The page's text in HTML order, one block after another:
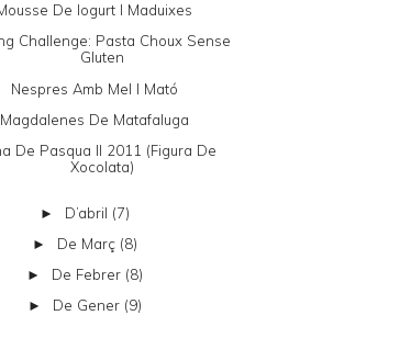
De Iogurt I Maduixes
Challenge: Pasta Choux Sense
Gluten
Nespres Amb Mel I Mató
Magdalenes De Matafaluga
De Pasqua II 2011 (figura De
Xocolata)
► D’abril (7)
► De Març (8)
► De Febrer (8)
► De Gener (9)